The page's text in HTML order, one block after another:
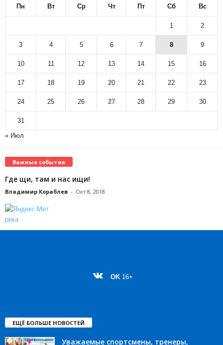
Пн Вт Ср Чт Пт Сб Вс
1 2
3 4 5 6 7 8 9
10 11 12 13 14 15 16
17 18 19 20 21 22 23
24 25 26 27 28 29 30
31
« Июл
Важные события
Где щи, там и нас ищи!
Владимир Кораблев - Окт 8, 2018
OK 16+
ЕЩЁ БОЛЬШЕ НОВОСТЕЙ
Уважаемые спортсмены, тренеры,